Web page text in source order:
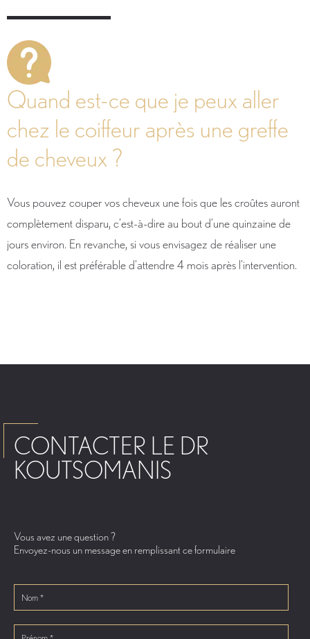
Quand est-ce que je peux aller
chez le coiffeur après une greffe
de cheveux ?
Vous pouvez couper vos cheveux une fois que les croûtes auront
complètement disparu, c’est-à-dire au bout d’une quinzaine de
jours environ. En revanche, si vous envisagez de réaliser une
coloration, il est préférable d’attendre 4 mois après l’intervention.
CONTACTER LE DR
KOUTSOMANIS
Vous avez une question ?
Envoyez-nous un message en remplissant ce formulaire